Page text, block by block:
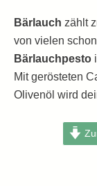
Bärlauch zählt
von vielen
Bärlauchpesto
Mit gerösteten
Olivenöl wird